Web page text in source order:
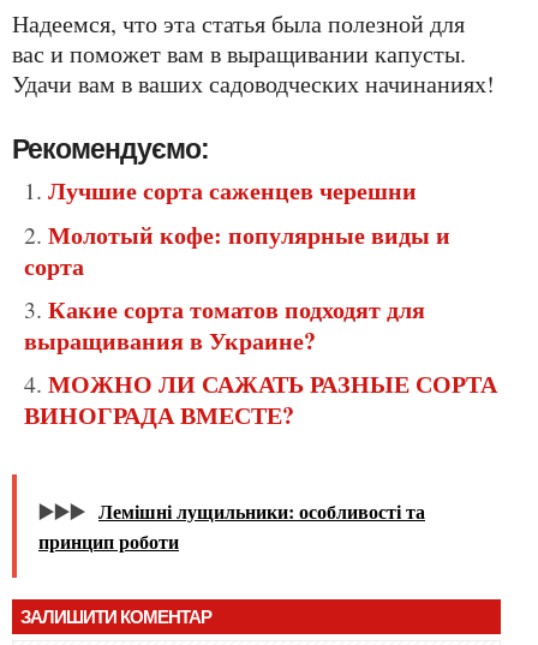
Надеемся, что эта статья была полезной для
вас и поможет вам в выращивании капусты.
Удачи вам в ваших садоводческих начинаниях!
Рекомендуємо:
Лучшие сорта саженцев черешни
Молотый кофе: популярные виды и
сорта
Какие сорта томатов подходят для
выращивания в Украине?
МОЖНО ЛИ САЖАТЬ РАЗНЫЕ СОРТА
ВИНОГРАДА ВМЕСТЕ?
▶️▶️▶️ Лемішні лущильники: особливості та
принцип роботи
ЗАЛИШИТИ КОМЕНТАР